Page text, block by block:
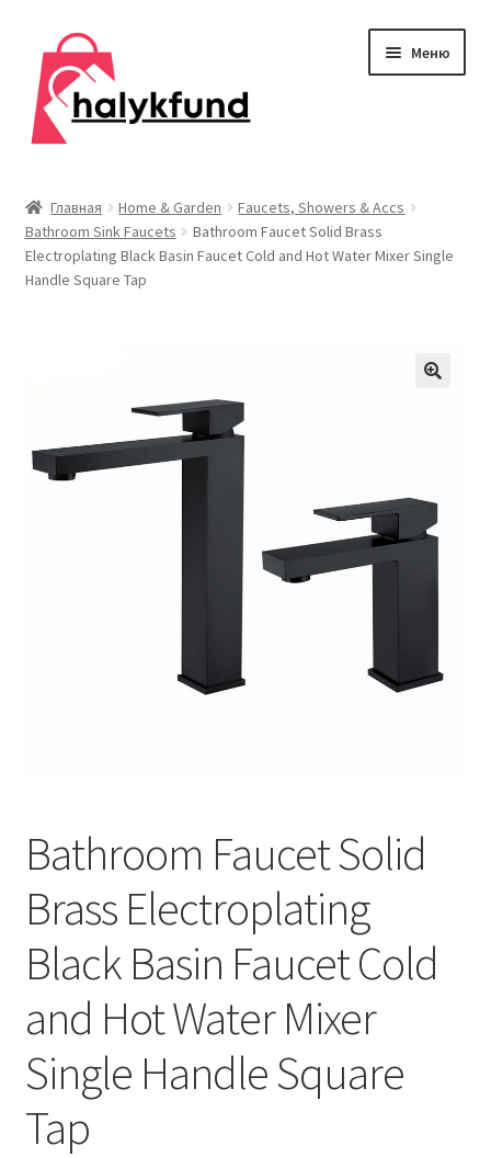
Перейти
навигации
Перейти
содержимому
Меню
Главная
Одежда
меню
Главная Home & Garden
Faucets, Showers & Accs
Bathroom Sink Faucets
Bathroom Faucet Solid Brass
Electroplating Black Basin Faucet Cold and Hot Water Mixer Single
Handle Square Tap
Bathroom Faucet Solid
Brass Electroplating
Black Basin Faucet Cold
and Hot Water Mixer
Single Handle Square
Tap